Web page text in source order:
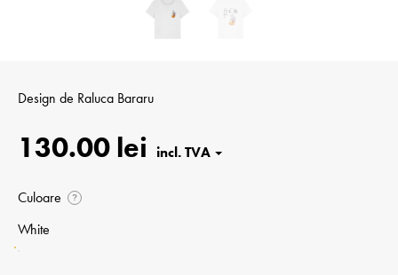
Design de Raluca Bararu
130.00 lei
Culoare ?
White